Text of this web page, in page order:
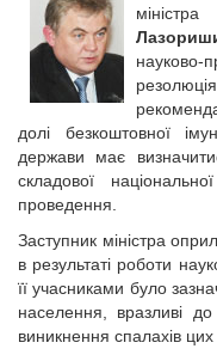
долі безкоштовної
держави має
складової
проведення.
Заступник міністра
в результаті роботи
її учасниками було
населення, вразливі
виникнення спалахів